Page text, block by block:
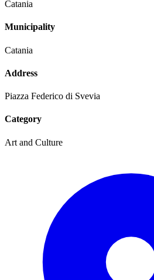
Catania
Municipality
Catania
Address
Piazza Federico di Svevia
Category
Art and Culture